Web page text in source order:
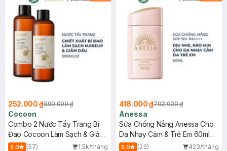
252.000 ₫590.000 ₫
Cocoon
Combo 2 Nước Tẩy Trang Bí
Đao Cocoon Làm Sạch & Giảm
Dầu 500ml
5.0 (57)
1.5k/tháng
418.000 ₫702.000 ₫
Anessa
Sữa Chống Nắng Anessa Cho
Da Nhạy Cảm & Trẻ Em 60ml
(Mới)
5.0 (23)
423/tháng